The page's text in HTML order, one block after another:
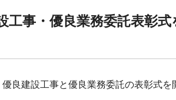
工事・優良業務委託表彰式
良建設工事と優良業務委託の表彰式を